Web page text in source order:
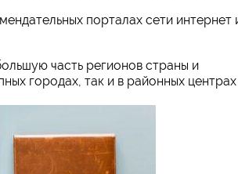
порталах сети интернет
часть регионов страны и
городах, так и в районных центрах